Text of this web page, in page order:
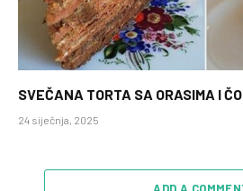
SVEČANA TORTA SA ORASIMA I
24 siječnja, 2025
ADD A